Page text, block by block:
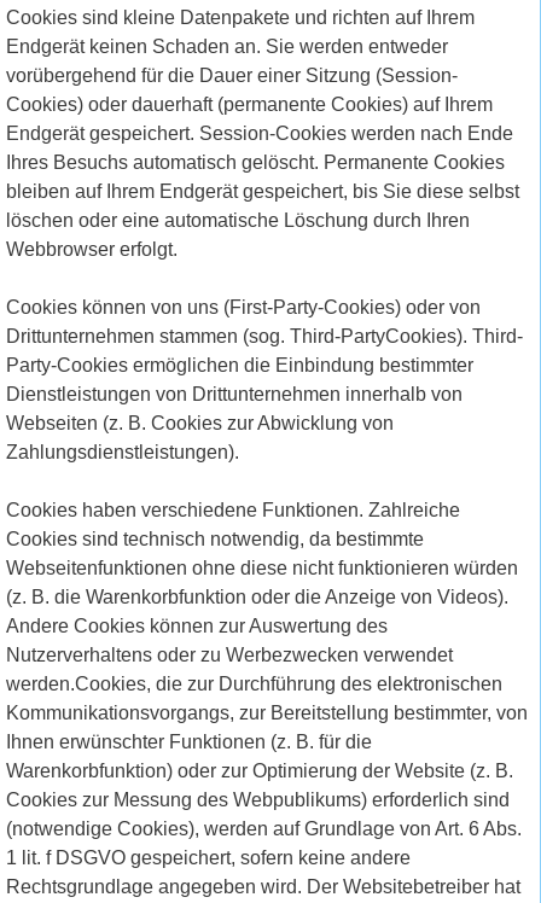
Cookies sind kleine Datenpakete und richten auf Ihrem
Endgerät keinen Schaden an. Sie werden entweder
vorübergehend für die Dauer einer Sitzung (Session-
Cookies) oder dauerhaft (permanente Cookies) auf Ihrem
Endgerät gespeichert. Session-Cookies werden nach Ende
Ihres Besuchs automatisch gelöscht. Permanente Cookies
bleiben auf Ihrem Endgerät gespeichert, bis Sie diese selbst
löschen oder eine automatische Löschung durch Ihren
Webbrowser erfolgt.
Cookies können von uns (First-Party-Cookies) oder von
Drittunternehmen stammen (sog. Third-PartyCookies). Third-
Party-Cookies ermöglichen die Einbindung bestimmter
Dienstleistungen von Drittunternehmen innerhalb von
Webseiten (z. B. Cookies zur Abwicklung von
Zahlungsdienstleistungen).
Cookies haben verschiedene Funktionen. Zahlreiche
Cookies sind technisch notwendig, da bestimmte
Webseitenfunktionen ohne diese nicht funktionieren würden
(z. B. die Warenkorbfunktion oder die Anzeige von Videos).
Andere Cookies können zur Auswertung des
Nutzerverhaltens oder zu Werbezwecken verwendet
werden.Cookies, die zur Durchführung des elektronischen
Kommunikationsvorgangs, zur Bereitstellung bestimmter, von
Ihnen erwünschter Funktionen (z. B. für die
Warenkorbfunktion) oder zur Optimierung der Website (z. B.
Cookies zur Messung des Webpublikums) erforderlich sind
(notwendige Cookies), werden auf Grundlage von Art. 6 Abs.
1 lit. f DSGVO gespeichert, sofern keine andere
Rechtsgrundlage angegeben wird. Der Websitebetreiber hat